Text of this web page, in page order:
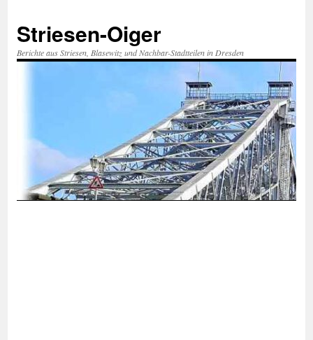
springen
Striesen-Oiger
Berichte aus Striesen, Blasewitz und Nachbar-Stadtteilen in Dresden